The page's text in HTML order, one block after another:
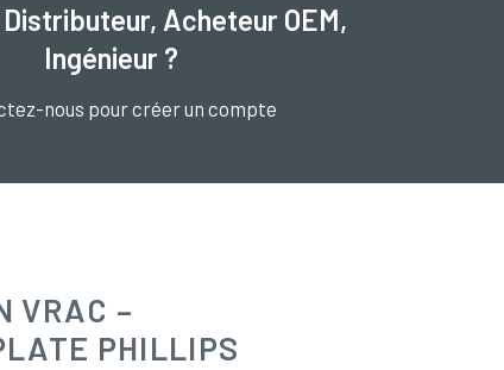
Acheteur OEM,
Ingénieur ?
nous pour créer un compte
VRAC –
PHILLIPS